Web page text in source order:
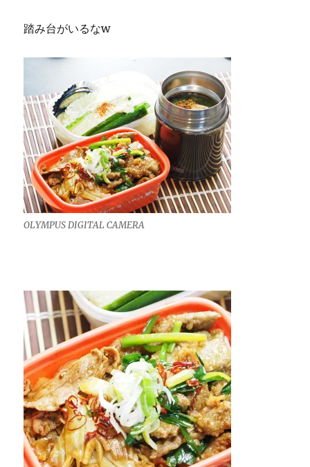
踏み台がいるなw
OLYMPUS DIGITAL CAMERA